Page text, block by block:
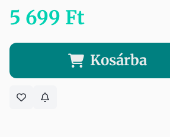
5 699 Ft
Kosárba